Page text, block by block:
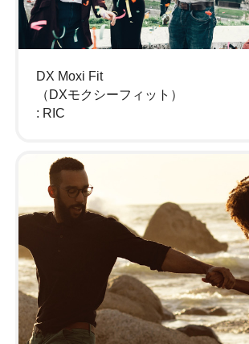
DX Moxi Fit
（DXモクシーフィット）
: RIC